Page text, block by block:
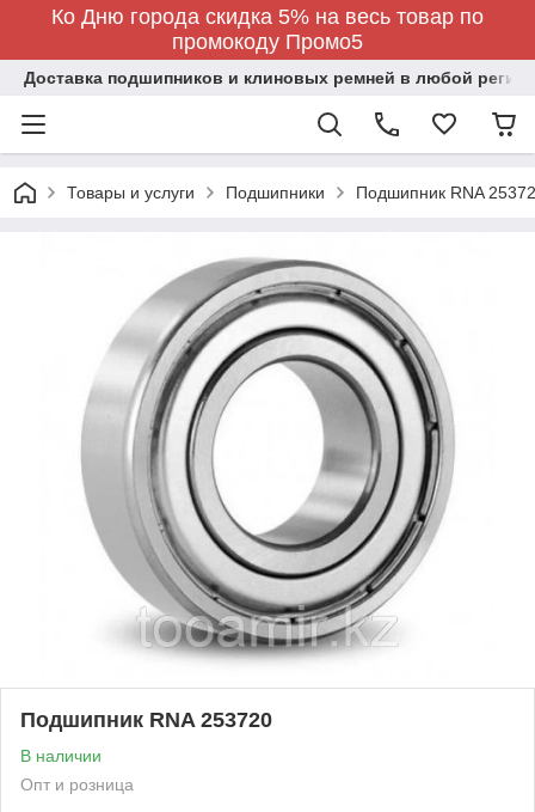
Ко Дню города скидка 5% на весь товар по
промокоду Промо5
Доставка подшипников и клиновых ремней в любой регион
Товары и услуги Подшипники Подшипник RNA
Подшипник RNA 253720
В наличии
Опт и розница